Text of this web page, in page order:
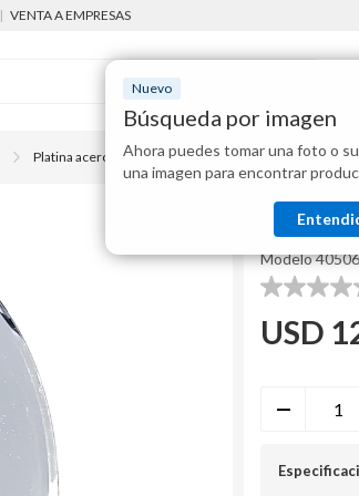
| VENTA A EMPRESAS
Nuevo
Búsqueda por imagen
Ahora puedes tomar una foto o
una imagen para encontrar
Platina acero inoxidable
Thermia
Platina
Modelo
0.0
estrellas.
USD